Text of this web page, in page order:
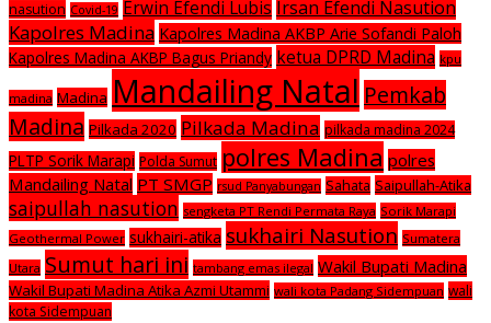
nasution Covid-19 Erwin Efendi Lubis Irsan Efendi Nasution
Kapolres Madina Kapolres Madina AKBP Arie Sofandi Paloh
Kapolres Madina AKBP Bagus Priandy ketua DPRD Madina kpu
madina Madina Mandailing Natal Pemkab
Madina Pilkada 2020 Pilkada Madina pilkada madina 2024
PLTP Sorik Marapi Polda Sumut polres Madina polres
Mandailing Natal PT SMGP rsud Panyabungan Sahata Saipullah-Atika
saipullah nasution sengketa PT Rendi Permata Raya Sorik Marapi
Geothermal Power sukhairi-atika sukhairi Nasution Sumatera
Utara Sumut hari ini tambang emas ilegal Wakil Bupati Madina
Wakil Bupati Madina Atika Azmi Utammi wali kota Padang Sidempuan wali
kota Sidempuan